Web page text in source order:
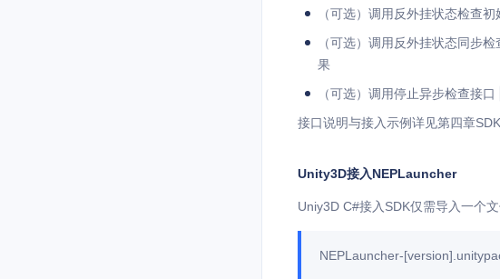
（可选）调用反外挂状态检查初
（可选）调用反外挂状态同步检
果
（可选）调用停止异步检查接口
接口说明与接入示例详见第四章
Unity3D接入NEPLauncher
Uniy3D C#接入SDK仅需导入一个
NEPLauncher-